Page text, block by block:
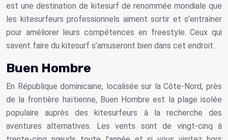
est une destination de kitesurf de renommée mondiale que
les kitesurfeurs professionnels aiment sortir et s’entraîner
pour améliorer leurs compétences en freestyle. Ceux qui
savent faire du kitesurf s’amuseront bien dans cet endroit.
Buen Hombre
En République dominicaine, localisée sur la Côte-Nord, près
de la frontière haïtienne, Buen Hombre est la plage isolée
populaire auprès des kitesurfeurs à la recherche des
aventures alternatives. Les vents sont de vingt-cinq à